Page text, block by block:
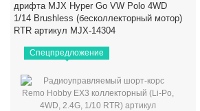
дрифта MJX Hyper Go VW Polo 4WD
1/14 Brushless (бесколлекторный мотор)
RTR артикул MJX-14304
Спецпредложение